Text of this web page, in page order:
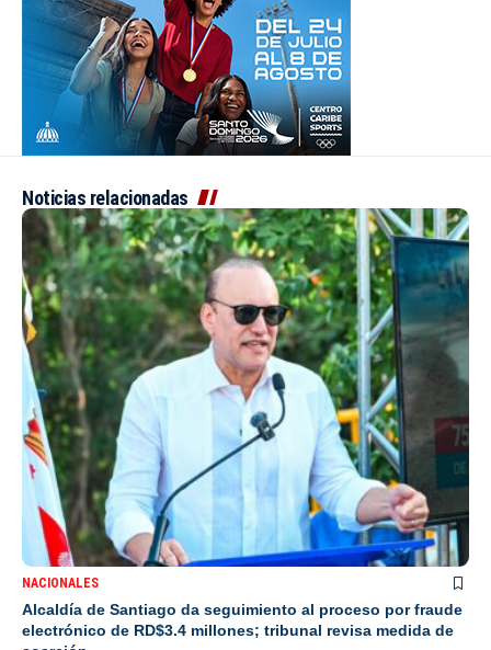
Noticias relacionadas
NACIONALES
Alcaldía de Santiago da seguimiento al proceso por fraude
electrónico de RD$3.4 millones; tribunal revisa medida de